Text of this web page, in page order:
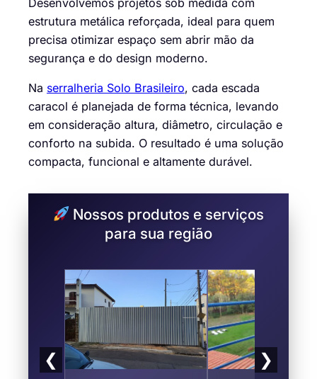
estrutura metálica reforçada, ideal para quem
precisa otimizar espaço sem abrir mão da
segurança e do design moderno.
Na serralheria Solo Brasileiro, cada escada
caracol é planejada de forma técnica, levando
em consideração altura, diâmetro, circulação e
conforto na subida. O resultado é uma solução
compacta, funcional e altamente durável.
Nossos produtos e serviços
para sua região
❮ ❯